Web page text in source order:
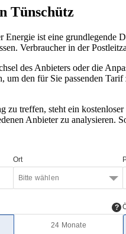
Tünschütz
Energie ist eine grundlegende
Verbraucher in der
des Anbieters oder die
um den für Sie passenden
zu treffen, steht ein
Anbieter zu analysieren.